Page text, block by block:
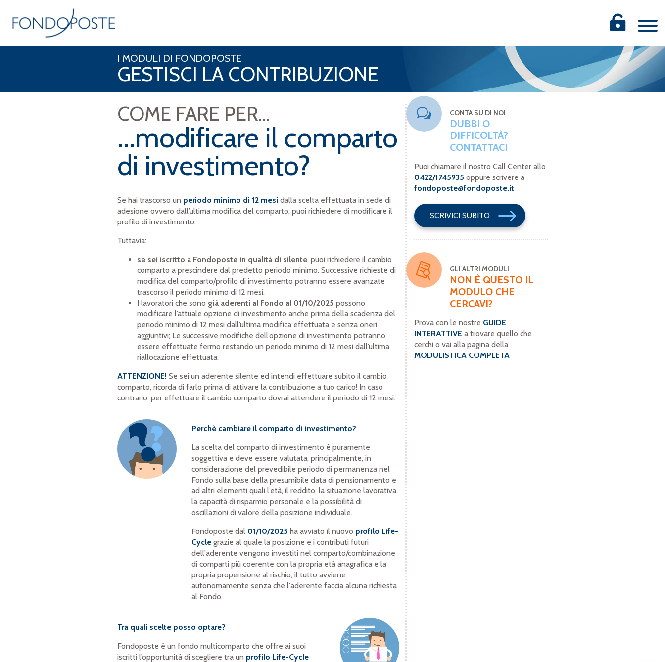
I MODULI DI FONDOPOSTE
GESTISCI LA CONTRIBUZIONE
COME FARE PER...
...modificare il comparto
di investimento?
Se hai trascorso un periodo minimo di 12 mesi dalla scelta effettuata in sede di
adesione ovvero dall’ultima modifica del comparto, puoi richiedere di modificare il
profilo di investimento.
Tuttavia:
se sei iscritto a Fondoposte in qualità di silente, puoi richiedere il cambio
comparto a prescindere dal predetto periodo minimo. Successive richieste di
modifica del comparto/profilo di investimento potranno essere avanzate
trascorso il periodo minimo di 12 mesi.
I lavoratori che sono già aderenti al Fondo al 01/10/2025 possono
modificare l’attuale opzione di investimento anche prima della scadenza del
periodo minimo di 12 mesi dall’ultima modifica effettuata e senza oneri
aggiuntivi; Le successive modifiche dell’opzione di investimento potranno
essere effettuate fermo restando un periodo minimo di 12 mesi dall’ultima
riallocazione effettuata.
ATTENZIONE! Se sei un aderente silente ed intendi effettuare subito il cambio
comparto, ricorda di farlo prima di attivare la contribuzione a tuo carico! In caso
contrario, per effettuare il cambio comparto dovrai attendere il periodo di 12 mesi.
Perchè cambiare il comparto di investimento?
La scelta del comparto di investimento è puramente
soggettiva e deve essere valutata, principalmente, in
considerazione del prevedibile periodo di permanenza nel
Fondo sulla base della presumibile data di pensionamento e
ad altri elementi quali l’età, il reddito, la situazione lavorativa,
la capacità di risparmio personale e la possibilità di
oscillazioni di valore della posizione individuale.
Fondoposte dal 01/10/2025 ha avviato il nuovo profilo Life-
Cyclegrazie al quale la posizione e i contributi futuri
dell'aderente vengono investiti nel comparto/combinazione
di comparti più coerente con la propria età anagrafica e la
propria propensione al rischio; il tutto avviene
autonomamente senza che l'aderente faccia alcuna richiesta
al Fondo.
Tra quali scelte posso optare?
Fondoposte è un fondo multicomparto che offre ai suoi
iscritti l’opportunità di scegliere tra un profilo Life-Cycle
CONTA SU DI NOI
DUBBI O
DIFFICOLTÀ?
CONTATTACI
Puoi chiamare il nostro Call Center allo
0422/1745935 oppure scrivere a
fondoposte@fondoposte.it
SCRIVICI SUBITO
GLI ALTRI MODULI
NON È QUESTO IL
MODULO CHE
CERCAVI?
Prova con le nostre GUIDE
INTERATTIVE a trovare quello che
cerchi o vai alla pagina della
MODULISTICA COMPLETA